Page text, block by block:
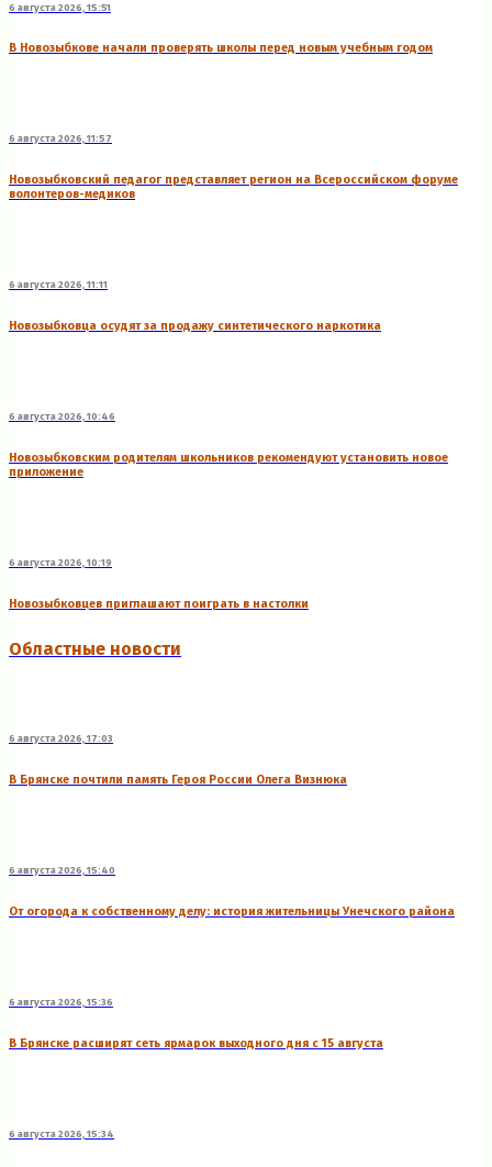
6 августа 2026, 15:51
В Новозыбкове начали проверять школы перед новым учебным годом
6 августа 2026, 11:57
Новозыбковский педагог представляет регион на Всероссийском форуме
волонтеров-медиков
6 августа 2026, 11:11
Новозыбковца осудят за продажу синтетического наркотика
6 августа 2026, 10:46
Новозыбковским родителям школьников рекомендуют установить новое
приложение
6 августа 2026, 10:19
Новозыбковцев приглашают поиграть в настолки
Областные новости
6 августа 2026, 17:03
В Брянске почтили память Героя России Олега Визнюка
6 августа 2026, 15:40
От огорода к собственному делу: история жительницы Унечского района
6 августа 2026, 15:36
В Брянске расширят сеть ярмарок выходного дня с 15 августа
6 августа 2026, 15:34